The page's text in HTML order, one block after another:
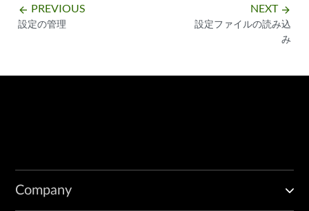
    Acquired address: None
    Protocol: RARP Client
  Name: ge-0/0/1
arrow_backward PREVIOUS
設定の管理
NEXT arrow_forward
設定ファイルの読み込
み
Company